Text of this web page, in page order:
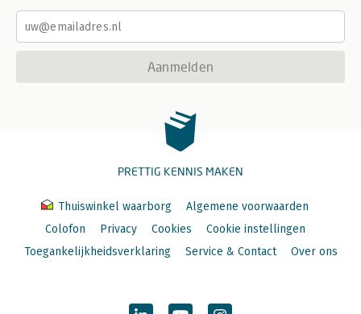
Aanmelden
PRETTIG KENNIS MAKEN
Thuiswinkel waarborg
Algemene voorwaarden
Colofon
Privacy Cookies
Cookie instellingen
Toegankelijkheidsverklaring
Service & Contact Over ons